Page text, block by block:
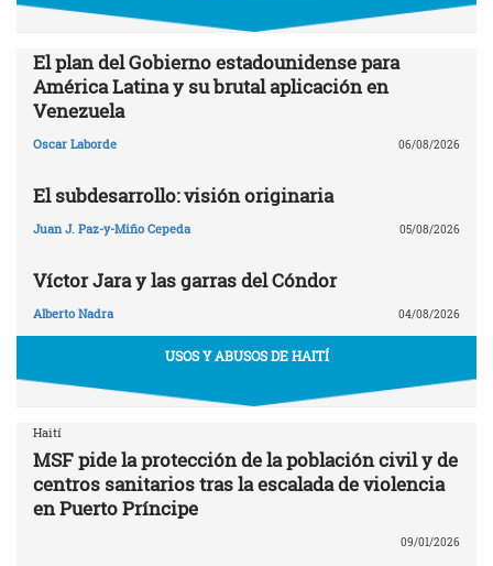
El plan del Gobierno estadounidense para
América Latina y su brutal aplicación en
Venezuela
Oscar Laborde 06/08/2026
El subdesarrollo: visión originaria
Juan J. Paz-y-Miño Cepeda 05/08/2026
Víctor Jara y las garras del Cóndor
Alberto Nadra 04/08/2026
USOS Y ABUSOS DE HAITÍ
Haití
MSF pide la protección de la población civil y de
centros sanitarios tras la escalada de violencia
en Puerto Príncipe
09/01/2026